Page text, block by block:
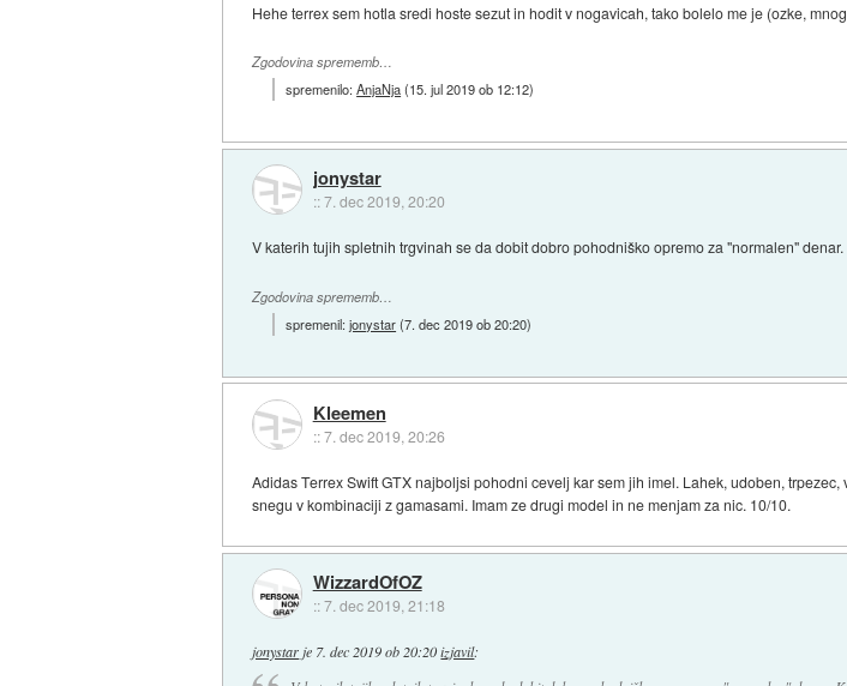
Hehe terrex sem hotla sredi hoste sezut in hodit v nogavicah, tako bolelo me je (ozke,
Zgodovina sprememb…
spremenilo:AnjaNja(15. jul 2019 ob 12:12)
jonystar
::7. dec 2019, 20:20
V katerih tujih spletnih trgvinah se da dobit dobro pohodniško opremo za "normalen"
Zgodovina sprememb…
spremenil:jonystar(7. dec 2019 ob 20:20)
Kleemen
::7. dec 2019, 20:26
Adidas Terrex Swift GTX najboljsi pohodni cevelj kar sem jih imel. Lahek, udoben,
snegu v kombinaciji z gamasami. Imam ze drugi model in ne menjam za nic. 10/10.
WizzardOfOZ
::7. dec 2019, 21:18
jonystar je 7. dec 2019 ob 20:20 izjavil: